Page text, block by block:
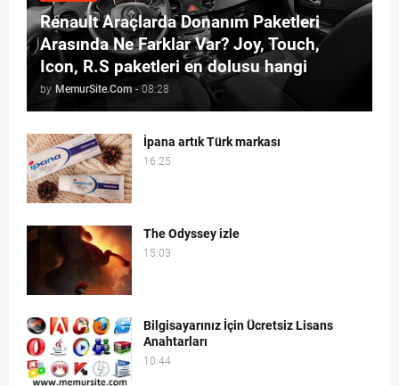
Renault Araçlarda Donanım Paketleri
Arasında Ne Farklar Var? Joy, Touch,
Icon, R.S paketleri en dolusu hangi
by MemurSite.Com - 08:28
İpana artık Türk markası
16:25
The Odyssey izle
15:03
Bilgisayarınız İçin Ücretsiz Lisans
Anahtarları
10:44